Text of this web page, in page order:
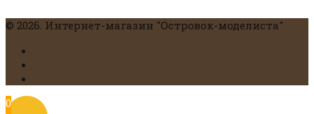
© 2026. Интернет-магазин "Островок-моделиста"
0